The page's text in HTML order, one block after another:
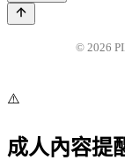
© 2026
⚠️
成人內容提